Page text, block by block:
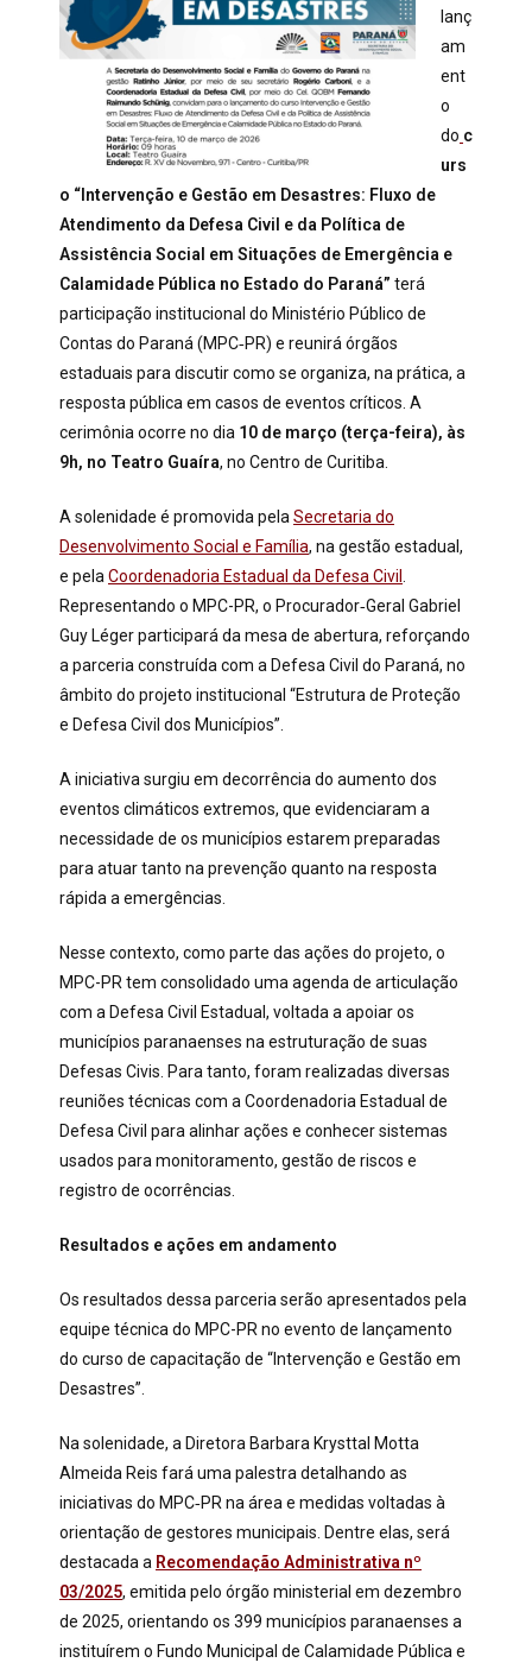
lanç
am
ent
o
do c
urs
o “Intervenção e Gestão em Desastres: Fluxo de
Atendimento da Defesa Civil e da Política de
Assistência Social em Situações de Emergência e
Calamidade Pública no Estado do Paraná” terá
participação institucional do Ministério Público de
Contas do Paraná (MPC‑PR) e reunirá órgãos
estaduais para discutir como se organiza, na prática, a
resposta pública em casos de eventos críticos. A
cerimônia ocorre no dia 10 de março (terça-feira), às
9h, no Teatro Guaíra, no Centro de Curitiba.
A solenidade é promovida pela Secretaria do
Desenvolvimento Social e Família, na gestão estadual,
e pela Coordenadoria Estadual da Defesa Civil
Representando o MPC-PR, o Procurador‑Geral Gabriel
Guy Léger participará da mesa de abertura, reforçando
a parceria construída com a Defesa Civil do Paraná, no
âmbito do projeto institucional “Estrutura de Proteção
e Defesa Civil dos Municípios”.
A iniciativa surgiu em decorrência do aumento dos
eventos climáticos extremos, que evidenciaram a
necessidade de os municípios estarem preparadas
para atuar tanto na prevenção quanto na resposta
rápida a emergências.
Nesse contexto, como parte das ações do projeto, o
MPC-PR tem consolidado uma agenda de articulação
com a Defesa Civil Estadual, voltada a apoiar os
municípios paranaenses na estruturação de suas
Defesas Civis. Para tanto, foram realizadas diversas
reuniões técnicas com a Coordenadoria Estadual de
Defesa Civil para alinhar ações e conhecer sistemas
usados para monitoramento, gestão de riscos e
registro de ocorrências.
Resultados e ações em andamento
Os resultados dessa parceria serão apresentados pela
equipe técnica do MPC-PR no evento de lançamento
do curso de capacitação de “Intervenção e Gestão em
Desastres”.
Na solenidade, a Diretora Barbara Krysttal Motta
Almeida Reis fará uma palestra detalhando as
iniciativas do MPC‑PR na área e medidas voltadas à
orientação de gestores municipais. Dentre elas, será
destacada a Recomendação Administrativa nº
03/2025, emitida pelo órgão ministerial em dezembro
de 2025, orientando os 399 municípios paranaenses a
instituírem o Fundo Municipal de Calamidade Pública e